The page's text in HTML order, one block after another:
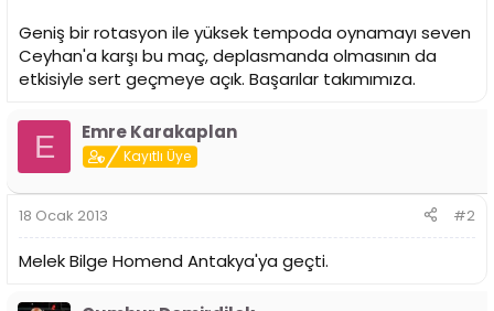
Geniş bir rotasyon ile yüksek tempoda oynamayı seven
Ceyhan'a karşı bu maç, deplasmanda olmasının da
etkisiyle sert geçmeye açık. Başarılar takımımıza.
E Emre Karakaplan
Kayıtlı Üye
18 Ocak 2013 #2
Melek Bilge Homend Antakya'ya geçti.